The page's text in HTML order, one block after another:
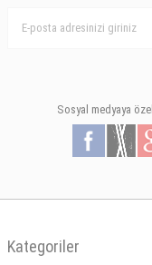
Sosyal medyaya
Kategoriler